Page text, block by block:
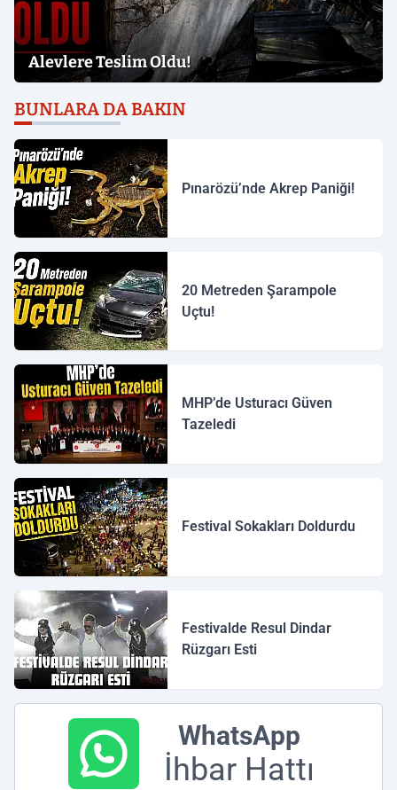
Alevlere Teslim Oldu!
BUNLARA DA BAKIN
Pınarözü’nde Akrep Paniği!
20 Metreden Şarampole
Uçtu!
MHP’de Usturacı Güven
Tazeledi
Festival Sokakları Doldurdu
Festivalde Resul Dindar
Rüzgarı Esti
WhatsApp
İhbar Hattı